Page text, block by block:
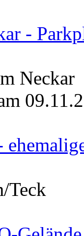
-
Neckar
Teck